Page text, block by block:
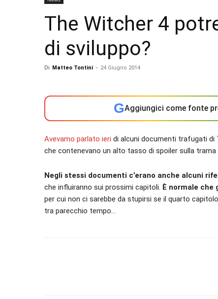
The Witcher 4
di sviluppo?
Di Matteo Tontini - 24 Giugno 2014
GAggiungici come fonte
Avevamo parlato ieri di alcuni documenti trafugati di
che contenevano un alto tasso di spoiler sulla trama
Negli stessi documenti c’erano anche alcuni
che influiranno sui prossimi capitoli. È normale che
per cui non ci sarebbe da stupirsi se il quarto
tra parecchio tempo…